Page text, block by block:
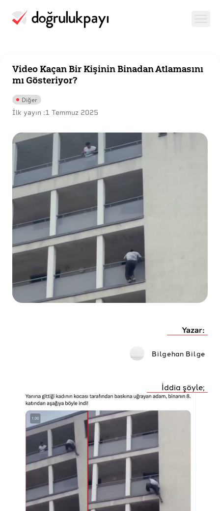
Video Kaçan Bir Kişinin Binadan Atlamasını
mı Gösteriyor?
Diğer
İlk yayın :1 Temmuz 2025
Yazar:
Bilgehan Bilge
İddia şöyle;